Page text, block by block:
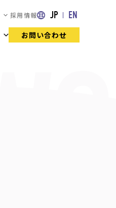
採用情報 JP EN
お問い合わせ